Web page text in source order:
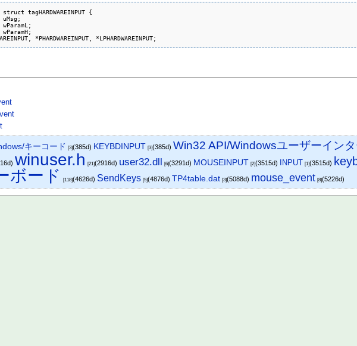
tagHARDWAREINPUT {
uMsg;
wParamL;
wParamH;
*PHARDWAREINPUT, *LPHARDWAREINPUT;
キーコード [3](385d) KEYBDINPUT [3](385d) Win32 API/Windowsユーザーイン
winuser.h [21](2916d) user32.dll [6](3291d) MOUSEINPUT [2](3515d) INPUT [1](3515d)
ボード [118](4626d) SendKeys [5](4876d) TP4table.dat [3](5088d) mouse_event [8](5226d)